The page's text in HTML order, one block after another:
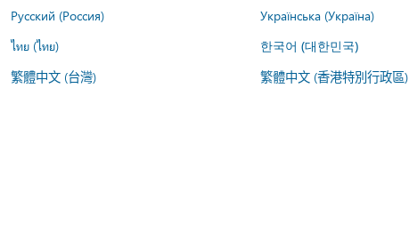
Русский (Россия)
Українська (Україна)
ไทย (ไทย) 한국어 (대한민국)
繁體中文 (台灣) 繁體中文 (香港特別行政區)